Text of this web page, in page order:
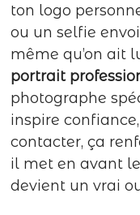
ton logo
ou un selfie
même qu’on ait
portrait
photographe
inspire
contacter, ça
il met en avant
devient un vrai